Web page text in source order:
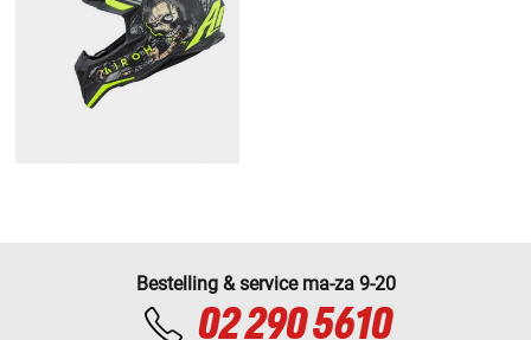
Bestelling & service ma-za 9-20
02 290 5610